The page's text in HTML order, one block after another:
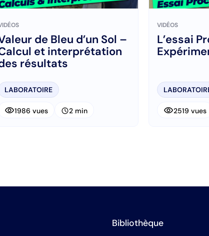
de Bleu d’un Sol –
et interprétation
résultats
LABORATOIRE
visibility1986 vues schedule2 min
VIDÉOS
L’essai
visibility2519 vues
Bibliothèque